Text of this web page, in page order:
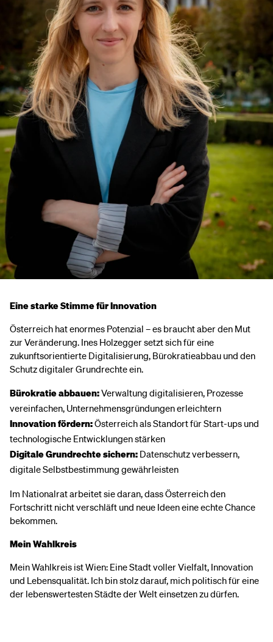
Eine starke Stimme für Innovation
Österreich hat enormes Potenzial – es braucht aber den Mut
zur Veränderung. Ines Holzegger setzt sich für eine
zukunftsorientierte Digitalisierung, Bürokratieabbau und den
Schutz digitaler Grundrechte ein.
Bürokratie abbauen:Verwaltung digitalisieren, Prozesse
vereinfachen, Unternehmensgründungen erleichtern
Innovation fördern:Österreich als Standort für Start-ups und
technologische Entwicklungen stärken
Digitale Grundrechte sichern: Datenschutz verbessern,
digitale Selbstbestimmung gewährleisten
Im Nationalrat arbeitet sie daran, dass Österreich den
Fortschritt nicht verschläft und neue Ideen eine echte Chance
bekommen.
Mein Wahlkreis
Mein Wahlkreis ist Wien: Eine Stadt voller Vielfalt, Innovation
und Lebensqualität. Ich bin stolz darauf, mich politisch für eine
der lebenswertesten Städte der Welt einsetzen zu dürfen.